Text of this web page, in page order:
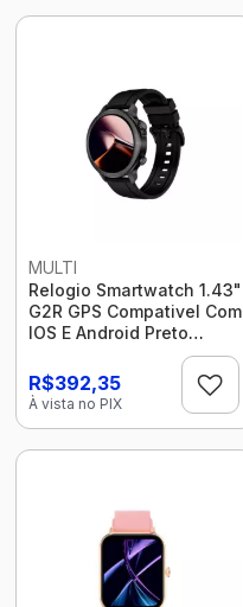
MULTI
Relogio Smartwatch 1.43"
G2R GPS Compativel Com
IOS E Android Preto
R$392,35
À vista no PIX